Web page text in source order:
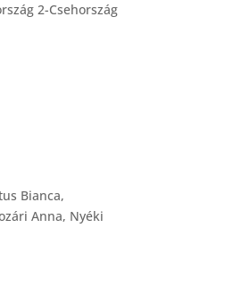
2-Csehország
Bianca,
Anna, Nyéki